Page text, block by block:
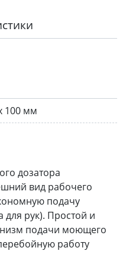
100 мм
дозатора
вид рабочего
подачу
для рук). Простой и
подачи моющего
работу